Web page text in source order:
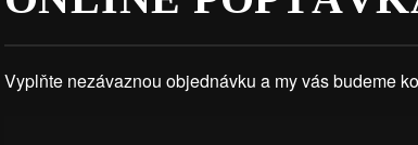
Vyplňte nezávaznou objednávku a my vás budeme